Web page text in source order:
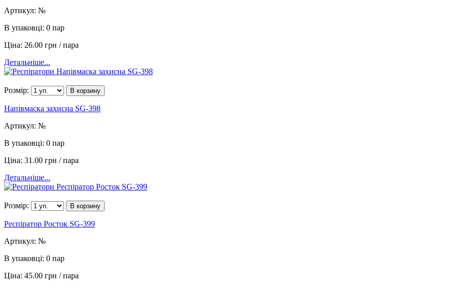
Артикул: №
В упаковці: 0 пар
Ціна: 26.00 грн / пара
Детальніше...
Розмір: В корзину
Напівмаска захисна SG-398
Артикул: №
В упаковці: 0 пар
Ціна: 31.00 грн / пара
Детальніше...
Розмір: В корзину
Респіратор Росток SG-399
Артикул: №
В упаковці: 0 пар
Ціна: 45.00 грн / пара